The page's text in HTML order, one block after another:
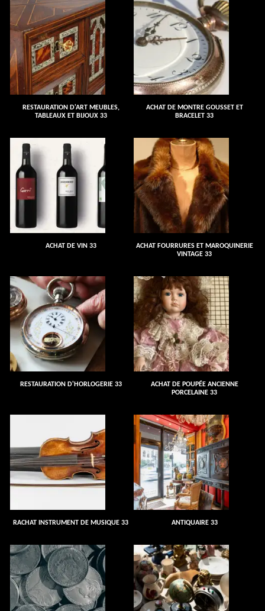
RESTAURATION D'ART MEUBLES,
TABLEAUX ET BIJOUX 33
ACHAT DE MONTRE GOUSSET ET
BRACELET 33
ACHAT DE VIN 33
ACHAT FOURRURES ET MAROQUINERIE
VINTAGE 33
RESTAURATION D'HORLOGERIE 33
ACHAT DE POUPÉE ANCIENNE
PORCELAINE 33
RACHAT INSTRUMENT DE MUSIQUE 33 ANTIQUAIRE 33